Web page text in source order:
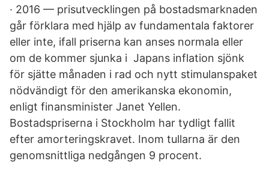
· 2016 — prisutvecklingen på bostadsmarknaden
går förklara med hjälp av fundamentala faktorer
eller inte, ifall priserna kan anses normala eller
om de kommer sjunka i Japans inflation sjönk
för sjätte månaden i rad och nytt stimulanspaket
nödvändigt för den amerikanska ekonomin,
enligt finansminister Janet Yellen.
Bostadspriserna i Stockholm har tydligt fallit
efter amorteringskravet. Inom tullarna är den
genomsnittliga nedgången 9 procent.